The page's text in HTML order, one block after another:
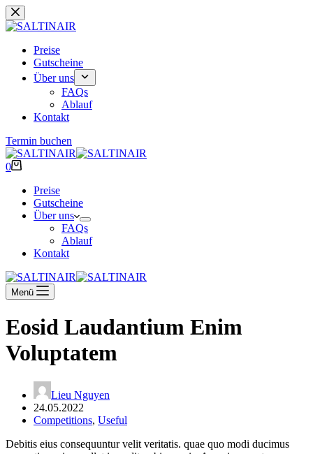
Zum
Inhalt
Preise
Gutscheine
Über uns
FAQs
Ablauf
Kontakt
Termin buchen
Warenkorb
0
Preise
Gutscheine
Über uns
FAQs
Ablauf
Kontakt
Menü
Eosid Laudantium Enim
Voluptatem
Lieu Nguyen
24.05.2022
Competitions, Useful
Debitis eius consequuntur velit veritatis. quae quo modi ducimus